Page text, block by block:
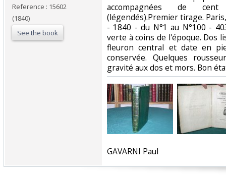
Reference : 15602
(1840)
See the book
accompagnées de
(légendés).Premier tirage.
- 1840 - du N°1 au N°100 -
verte à coins de l'époque. Dos
fleuron central et date en
conservée. Quelques
gravité aux dos et mors. Bon
‎GAVARNI Paul ‎